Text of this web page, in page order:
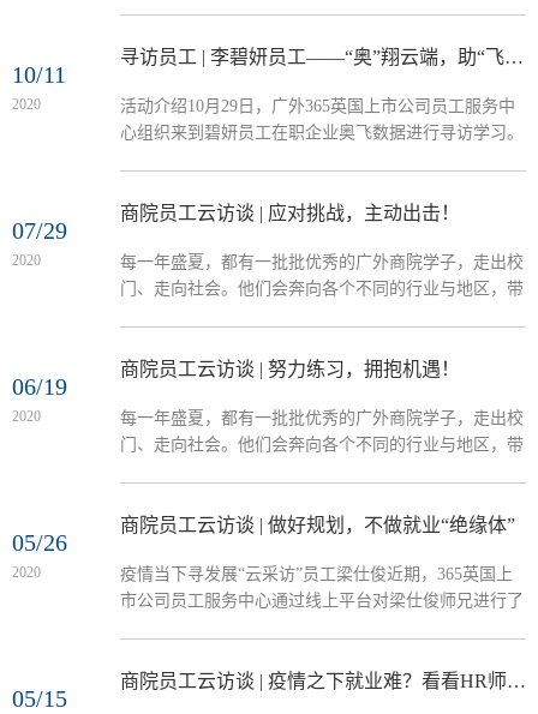
入主题，以此让大家简要了解春招和秋招的实际情况。
求职意向，并从行业、公司及岗位三方面为大家分析相
应的投递规律，同时提醒同学们要利用不同渠道收集相
10/11
2020
寻访员工 | 李碧妍员工——“奥”翔云端，助“飞”梦想
活动介绍10月29日，广外365英国上市公司员工服务中
心组织来到碧妍员工在职企业奥飞数据进行寻访学习。
工与母校情感的纽带。广东奥飞数据科技股份有限公
联网接入、数据中心服务、灾备中心服务等网络服务，
是华南地区最卓越的互联网运营商之一，是网络游戏首
07/29
2020
商院员工云访谈 | 应对挑战，主动出击！
每一年盛夏，都有一批批优秀的广外商院学子，走出校
门、走向社会。他们会奔向各个不同的行业与地区，带
的挑战，毕业生更是面临着巨大的压力。疫情期间，
通过线上访谈在各行各业工作的优秀员工，为同学们分
享求职经验和工作心得，以期帮助师弟师妹更好地规划
06/19
2020
商院员工云访谈 | 努力练习，拥抱机遇！
每一年盛夏，都有一批批优秀的广外商院学子，走出校
门、走向社会。他们会奔向各个不同的行业与地区，带
的挑战，毕业生更是面临着巨大的压力。疫情期间，
通过线上访谈在各行各业工作的优秀员工，为同学们分
享求职经验和工作心得，以期帮助师弟师妹更好地规划
05/26
2020
商院员工云访谈 | 做好规划，不做就业“绝缘体”
疫情当下寻发展“云采访”员工梁仕俊近期，365英国上
市公司员工服务中心通过线上平台对梁仕俊师兄进行了
仕俊员工简介2015年毕业于广外电子商务专业，毕业后
05/15
商院员工云访谈 | 疫情之下就业难？看看HR师姐怎么说